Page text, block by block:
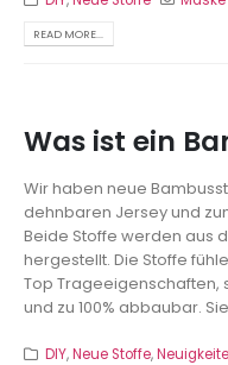
READ MORE...
Was ist ein
Wir haben neue
dehnbaren Jersey und
Beide Stoffe werden aus
hergestellt. Die Stoffe
Top Trageeigenschaften,
und zu 100% abbaubar.
DIY,Neue Stoffe,